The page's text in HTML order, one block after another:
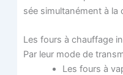
sée simul­ta­né­ment à la
Les fours à chauf­fage
Par leur mode de
Les fours à